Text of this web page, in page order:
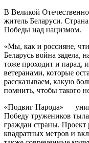
В Великой
житель Беларуси.
Победы над нацизмом.
«Мы, как и россияне,
Беларусь война задела,
тоже проходит и парад,
ветеранами, которые
рассказываем, какую
помнить, чтобы такого
«Подвиг Народа» —
Победу тружеников
граждан страны.
квадратных метров и